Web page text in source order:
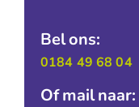
Bel ons:
0184 49 68 04
Of mail naar: